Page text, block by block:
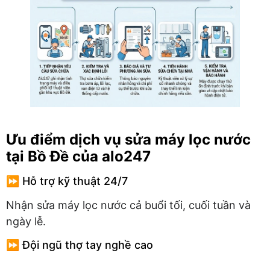
Ưu điểm dịch vụ sửa máy lọc nước
tại Bồ Đề của alo247
⏩ Hỗ trợ kỹ thuật 24/7
Nhận sửa máy lọc nước cả buổi tối, cuối tuần và
ngày lễ.
⏩ Đội ngũ thợ tay nghề cao